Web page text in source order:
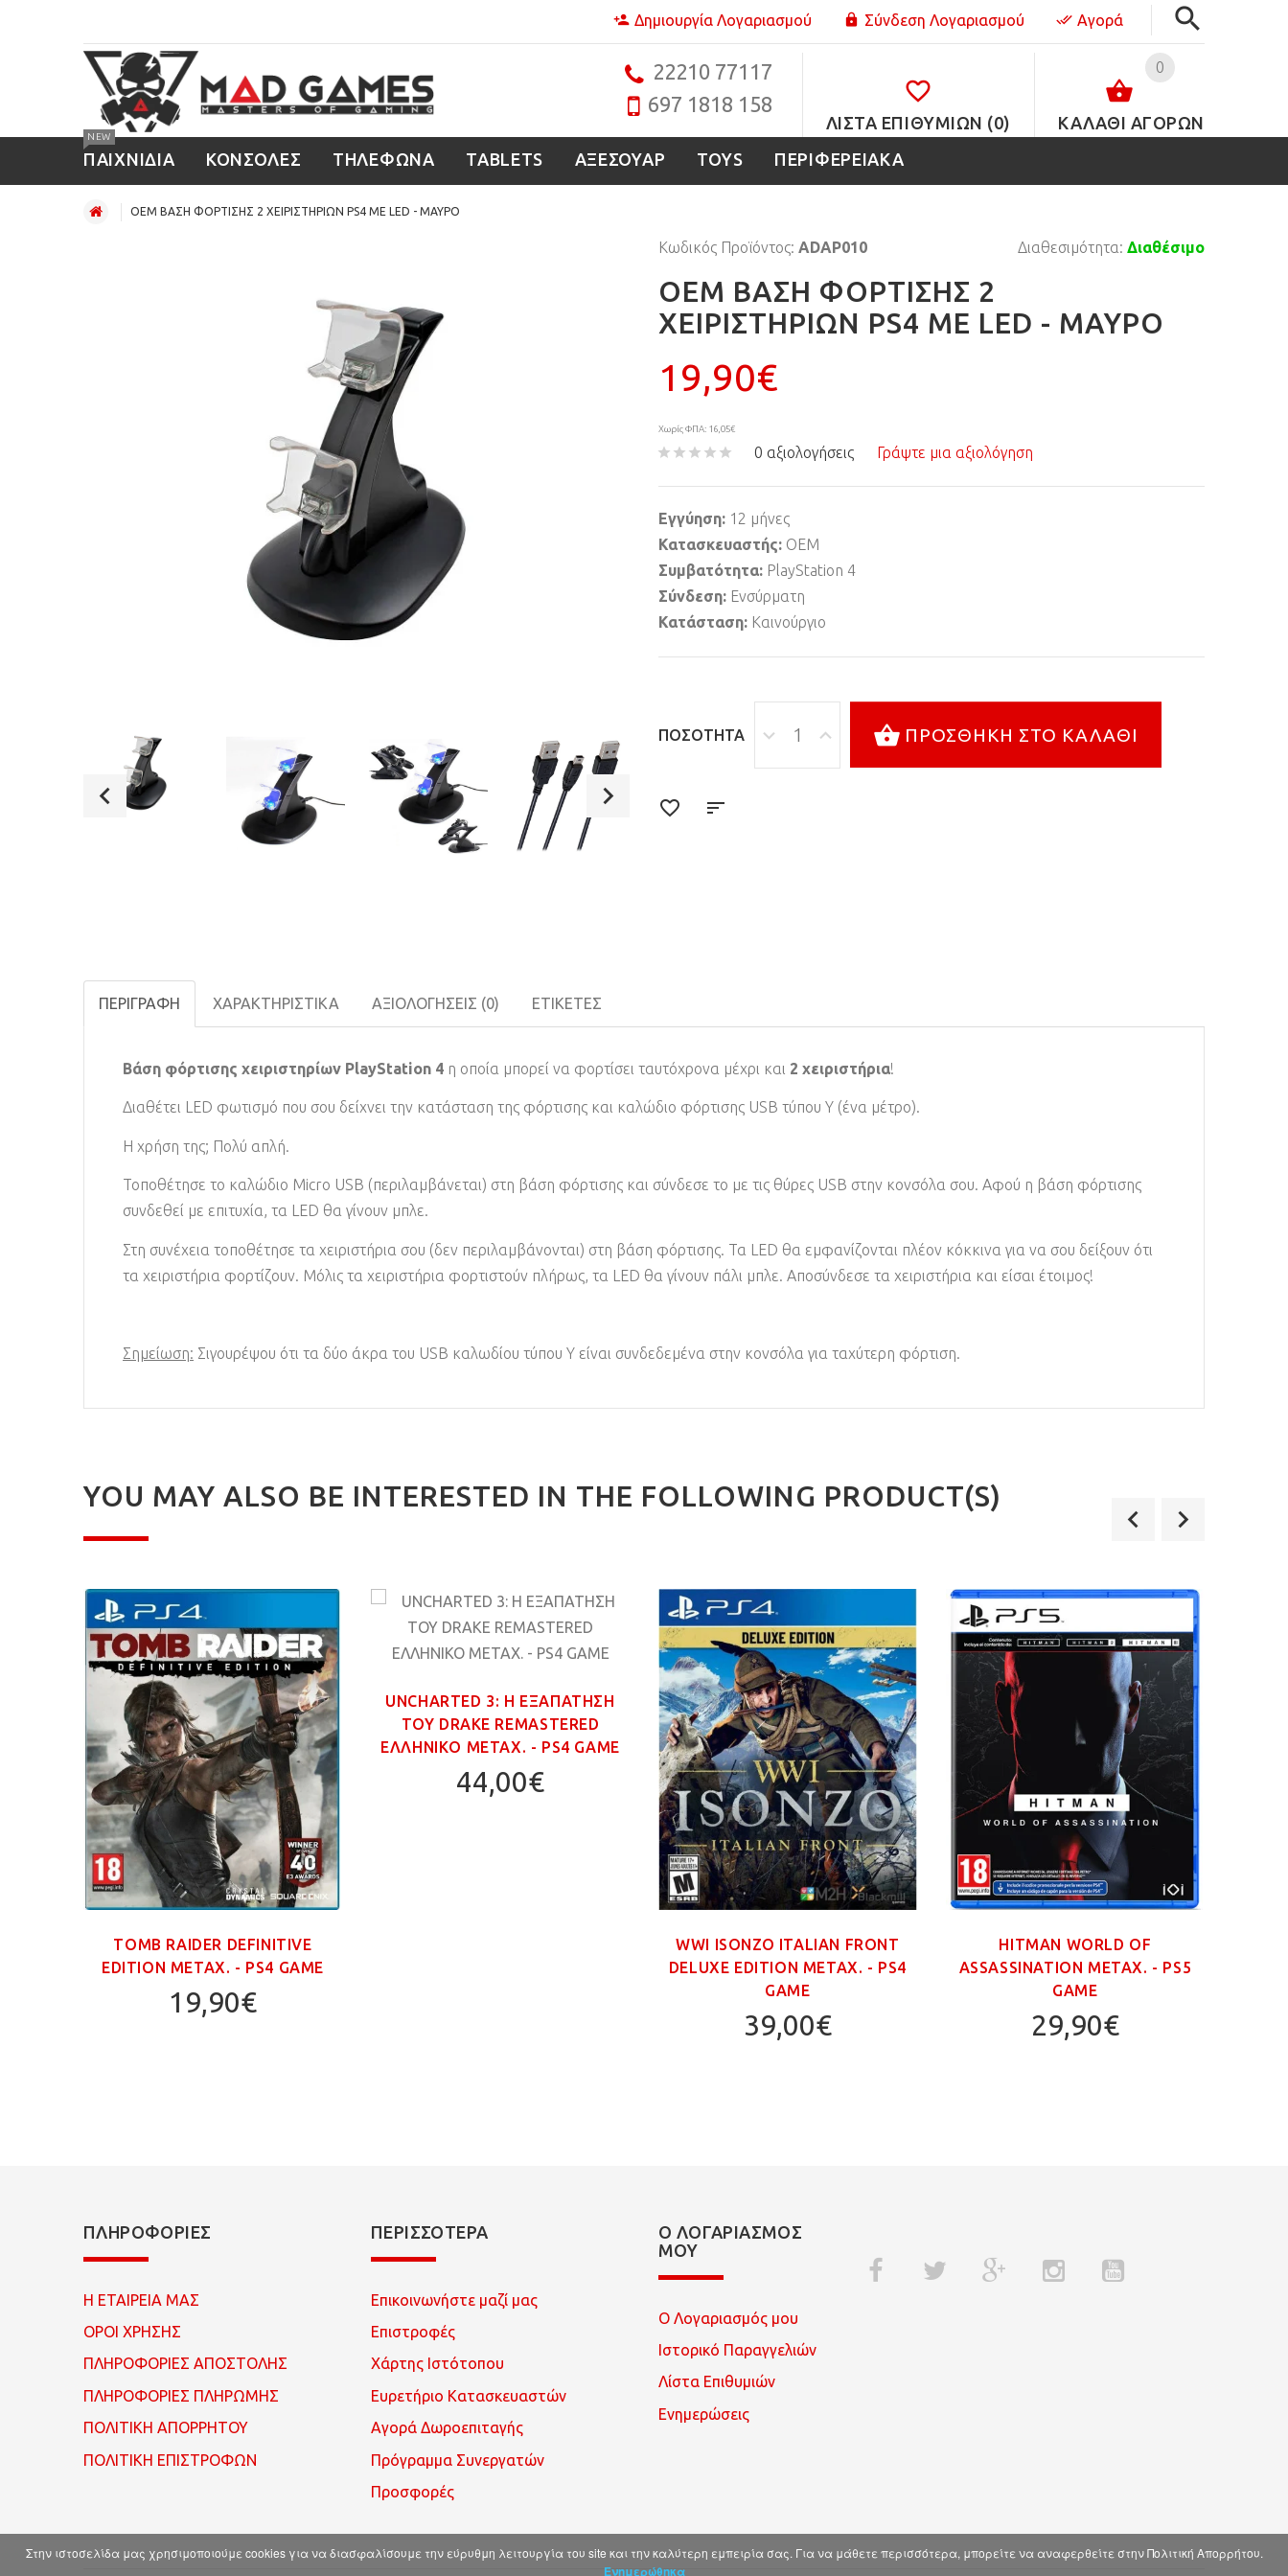
Δημιουργία Λογαριασμού Σύνδεση Λογαριασμού Αγορά
0
ΚΑΛΑΘΙ ΑΓΟΡΩΝ
ΛΊΣΤΑ ΕΠΙΘΥΜΙΏΝ (0)
22210 77117
697 1818 158
ΠΑΙΧΝΙΔΙΑ
NEW
ΚΟΝΣΟΛΕΣ ΤΗΛΕΦΩΝΑ TABLETS ΑΞΕΣΟΥΑΡ TOYS ΠΕΡΙΦΕΡΕΙΑΚΑ
OEM ΒΑΣΗ ΦΟΡΤΙΣΗΣ 2 ΧΕΙΡΙΣΤΗΡΙΩΝ PS4 ΜΕ LED - ΜΑΥΡΟ
Κωδικός Προϊόντος: ADAP010 Διαθεσιμότητα: Διαθέσιμο
OEM ΒΑΣΗ ΦΟΡΤΙΣΗΣ 2
ΧΕΙΡΙΣΤΗΡΙΩΝ PS4 ΜΕ LED - ΜΑΥΡΟ
19,90€
Χωρίς ΦΠΑ: 16,05€
0 αξιολογήσεις Γράψτε μια αξιολόγηση
Εγγύηση: 12 μήνες
Κατασκευαστής: OEM
Συμβατότητα: PlayStation 4
Σύνδεση: Ενσύρματη
Κατάσταση: Καινούργιο
ΠΟΣΌΤΗΤΑ ΠΡΟΣΘΉΚΗ ΣΤΟ ΚΑΛΆΘΙ
ΠΕΡΙΓΡΑΦΉ ΧΑΡΑΚΤΗΡΙΣΤΙΚΆ ΑΞΙΟΛΟΓΉΣΕΙΣ (0) ΕΤΙΚΈΤΕΣ
Βάση φόρτισης χειριστηρίων PlayStation 4 η οποία μπορεί να φορτίσει ταυτόχρονα μέχρι και 2 χειριστήρια!
Διαθέτει LED φωτισμό που σου δείχνει την κατάσταση της φόρτισης και καλώδιο φόρτισης USB τύπου Υ (ένα μέτρο).
Η χρήση της; Πολύ απλή.
Τοποθέτησε το καλώδιο Micro USB (περιλαμβάνεται) στη βάση φόρτισης και σύνδεσε το με τις θύρες USB στην κονσόλα σου. Αφού η βάση φόρτισης
συνδεθεί με επιτυχία, τα LED θα γίνουν μπλε.
Στη συνέχεια τοποθέτησε τα χειριστήρια σου (δεν περιλαμβάνονται) στη βάση φόρτισης. Τα LED θα εμφανίζονται πλέον κόκκινα για να σου δείξουν ότι
τα χειριστήρια φορτίζουν. Μόλις τα χειριστήρια φορτιστούν πλήρως, τα LED θα γίνουν πάλι μπλε. Αποσύνδεσε τα χειριστήρια και είσαι έτοιμος!
Σημείωση: Σιγουρέψου ότι τα δύο άκρα του USB καλωδίου τύπου Y είναι συνδεδεμένα στην κονσόλα για ταχύτερη φόρτιση.
YOU MAY ALSO BE INTERESTED IN THE FOLLOWING PRODUCT(S)
TOMB RAIDER DEFINITIVE
EDITION ΜΕΤΑΧ. - PS4 GAME
19,90€
UNCHARTED 3: Η ΕΞΑΠΑΤΗΣΗ
ΤΟΥ DRAKE REMASTERED
ΕΛΛΗΝΙΚΟ ΜΕΤΑΧ. - PS4 GAME
44,00€
WWI ISONZO ITALIAN FRONT
DELUXE EDITION ΜΕΤΑΧ. - PS4
GAME
39,00€
HITMAN WORLD OF
ASSASSINATION ΜΕΤΑΧ. - PS5
GAME
29,90€
ΠΛΗΡΟΦΟΡΊΕΣ
Η ΕΤΑΙΡΕΙΑ ΜΑΣ
ΟΡΟΙ ΧΡΗΣΗΣ
ΠΛΗΡΟΦΟΡΙΕΣ ΑΠΟΣΤΟΛΗΣ
ΠΛΗΡΟΦΟΡΙΕΣ ΠΛΗΡΩΜΗΣ
ΠΟΛΙΤΙΚΗ ΑΠΟΡΡΗΤΟΥ
ΠΟΛΙΤΙΚΗ ΕΠΙΣΤΡΟΦΩΝ
ΠΕΡΙΣΣΌΤΕΡΑ
Επικοινωνήστε μαζί μας
Επιστροφές
Χάρτης Ιστότοπου
Ευρετήριο Κατασκευαστών
Αγορά Δωροεπιταγής
Πρόγραμμα Συνεργατών
Προσφορές
Ο ΛΟΓΑΡΙΑΣΜΌΣ
ΜΟΥ
Ο Λογαριασμός μου
Ιστορικό Παραγγελιών
Λίστα Επιθυμιών
Ενημερώσεις
Στην ιστοσελίδα μας χρησιμοποιούμε cookies για να διασφαλίσουμε την εύρυθμη λειτουργία του site και την καλύτερη εμπειρία σας. Για να μάθετε περισσότερα, μπορείτε να αναφερθείτε στην Πολιτική Απορρήτου.
Ενημερώθηκα